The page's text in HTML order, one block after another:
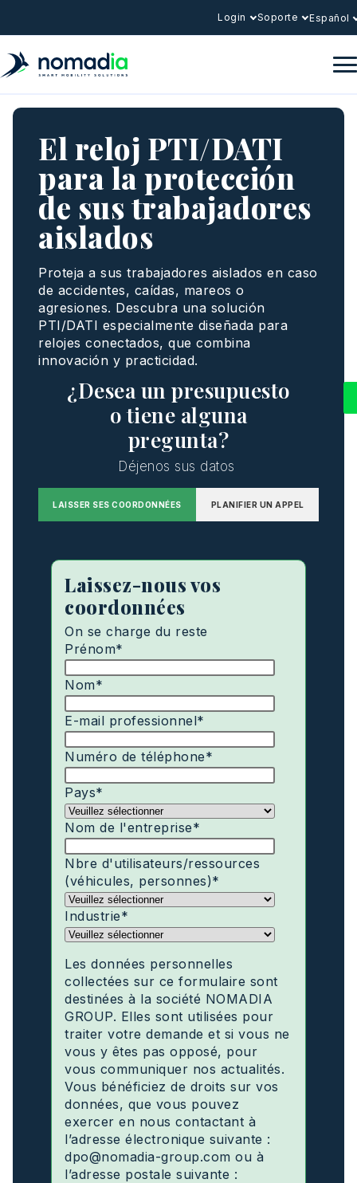
Login Soporte Español
El reloj PTI/DATI
para la protección
de sus trabajadores
aislados
Proteja a sus trabajadores aislados en caso
de accidentes, caídas, mareos o
agresiones. Descubra una solución
PTI/DATI especialmente diseñada para
relojes conectados, que combina
innovación y practicidad.
¿Desea un presupuesto
o tiene alguna
pregunta?
Déjenos sus datos
LAISSER SES COORDONNÉES PLANIFIER UN APPEL
Laissez-nous vos
coordonnées
On se charge du reste
Prénom*
Nom*
E-mail professionnel*
Numéro de téléphone*
Pays*
Nom de l'entreprise*
Nbre d'utilisateurs/ressources
(véhicules, personnes)*
Industrie*
Les données personnelles
collectées sur ce formulaire sont
destinées à la société NOMADIA
GROUP. Elles sont utilisées pour
traiter votre demande et si vous ne
vous y êtes pas opposé, pour
vous communiquer nos actualités.
Vous bénéficiez de droits sur vos
données, que vous pouvez
exercer en nous contactant à
l’adresse électronique suivante :
dpo@nomadia-group.com ou à
l’adresse postale suivante :